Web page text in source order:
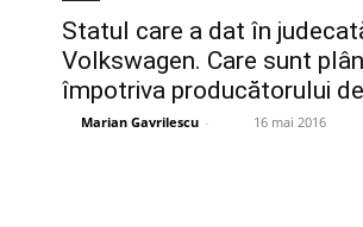
Statul care a dat în
Volkswagen. Care sunt
împotriva producătorului
Marian Gavrilescu - 16 mai 2016